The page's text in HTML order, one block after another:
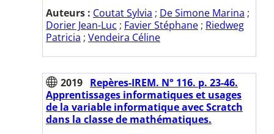
Auteurs : Coutat Sylvia ; De Simone Marina ;
Dorier Jean-Luc ; Favier Stéphane ; Riedweg
Patricia ; Vendeira Céline
2019 Repères-IREM. N° 116. p. 23-46.
Apprentissages informatiques et usages
de la variable informatique avec Scratch
dans la classe de mathématiques.